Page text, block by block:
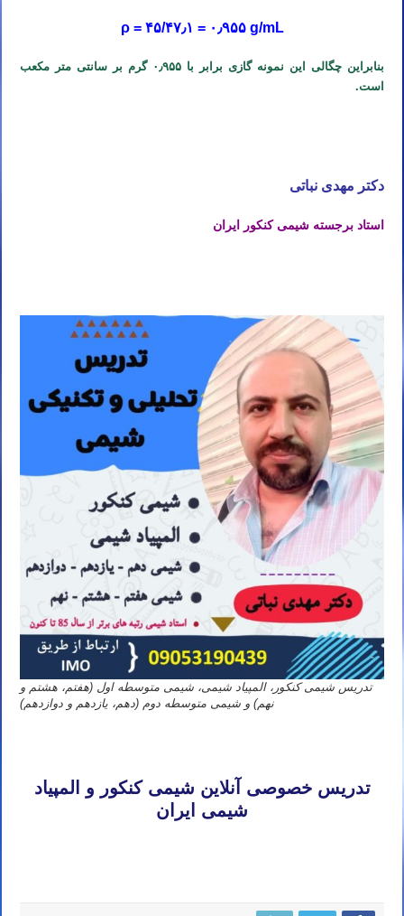
ρ = ۴۵/۴۷٫۱ = ۰٫۹۵۵ g/mL
بنابراین چگالی این نمونه گازی برابر با ۰٫۹۵۵ گرم بر سانتی متر مکعب
است.
دکتر مهدی نباتی
استاد برجسته شیمی کنکور ایران
تدریس شیمی کنکور، المپیاد شیمی، شیمی متوسطه اول (هفتم، هشتم و
نهم) و شیمی متوسطه دوم (دهم، یازدهم و دوازدهم)
تدریس خصوصی آنلاین شیمی کنکور و المپیاد
شیمی ایران